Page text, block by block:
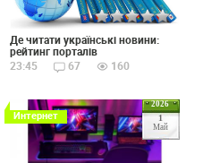
Де читати українські новини:
рейтинг порталів
23:45
67 160
2026
1
Май
Интернет